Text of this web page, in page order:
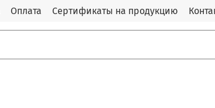
Оплата Сертификаты на продукцию